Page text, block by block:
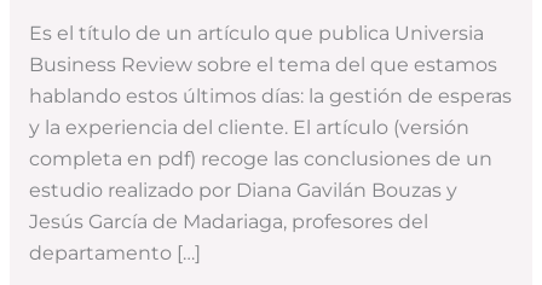
Es el título de un artículo que publica Universia
Business Review sobre el tema del que estamos
hablando estos últimos días: la gestión de esperas
y la experiencia del cliente. El artículo (versión
completa en pdf) recoge las conclusiones de un
estudio realizado por Diana Gavilán Bouzas y
Jesús García de Madariaga, profesores del
departamento […]
es
mejor
porque
esperamos?»